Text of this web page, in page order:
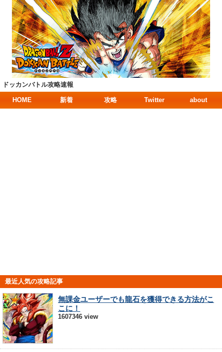
ドッカンバトル攻略速報
HOME 新着 攻略 Twitter about
最近人気の攻略記事
無課金ユーザーでも龍石を獲得できる方法がこ
こに！
1607346 view